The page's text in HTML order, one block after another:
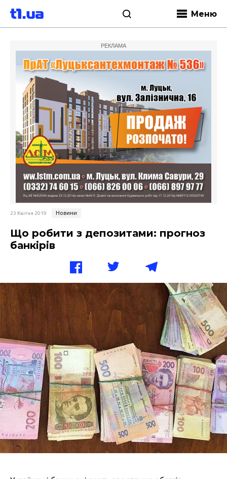
Меню
РЕКЛАМА
23 Квітня 2019 Новини
Що робити з депозитами: прогноз
банкірів